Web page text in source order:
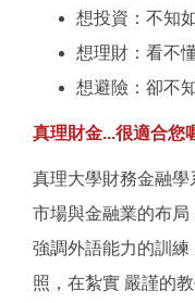
想投資：不知
想理財：看不
想避險：卻不
真理財金...很適合您
真理大學財務金融
市場與金融業的布
強調外語能力的訓
照，在紮實 嚴謹的